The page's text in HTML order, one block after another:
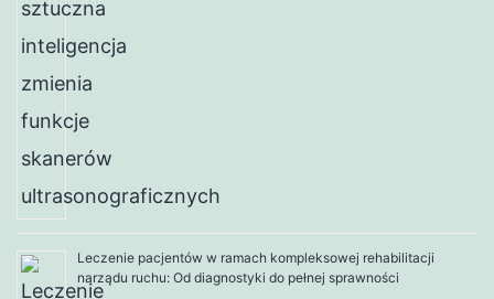
Leczenie pacjentów w ramach kompleksowej rehabilitacji
narządu ruchu: Od diagnostyki do pełnej sprawności